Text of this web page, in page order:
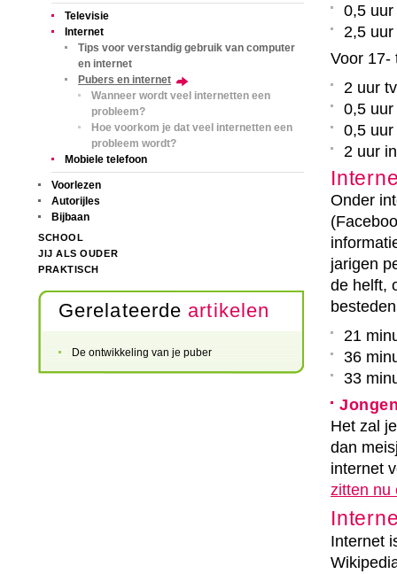
Televisie
Internet
Tips voor verstandig gebruik van computer
en internet
Pubers en internet
Wanneer wordt veel internetten een
probleem?
Hoe voorkom je dat veel internetten een
probleem wordt?
Mobiele telefoon
Voorlezen
Autorijles
Bijbaan
SCHOOL
JIJ ALS OUDER
PRAKTISCH
Gerelateerde artikelen
De ontwikkeling van je puber
0,5
2,5
Voor 17-
2 uur tv
0,5
0,5
2 uur
Onder
jarigen
de helft,
21
36
33
Het zal
dan
internet
zitten nu
Internet